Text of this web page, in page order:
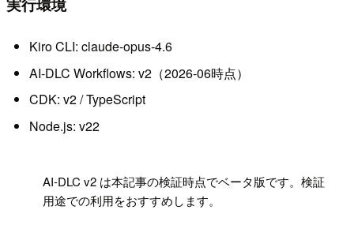
Kiro CLI: claude-opus-4.6
AI-DLC Workflows: v2（2026-06時点）
CDK: v2 / TypeScript
Node.js: v22
AI-DLC v2 は本記事の検証時点でベータ版です。検証
用途での利用をおすすめします。